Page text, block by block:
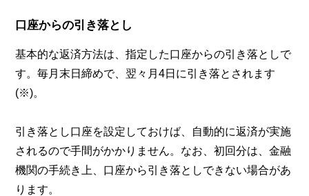
口座からの引き落とし
基本的な返済方法は、指定した口座からの引き落としで
す。毎月末日締めで、翌々月4日に引き落とされます
(※)。
引き落とし口座を設定しておけば、自動的に返済が実施
されるので手間がかかりません。なお、初回分は、金融
機関の手続き上、口座から引き落としできない場合があ
ります。